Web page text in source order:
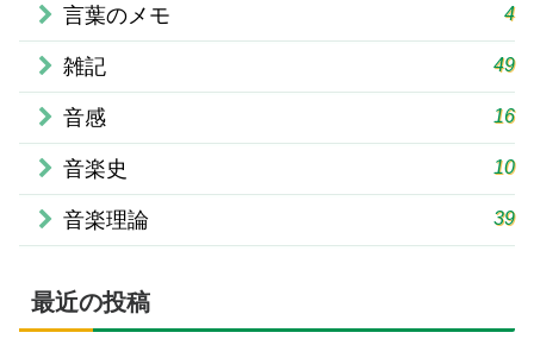
言葉のメモ 4
雑記 49
音感 16
音楽史 10
音楽理論 39
最近の投稿